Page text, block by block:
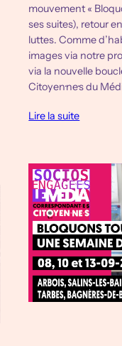
mouvement «
ses suites), retour
luttes. Comme
images via notre
via la nouvelle
Citoyen·ne·s du
Lire la suite